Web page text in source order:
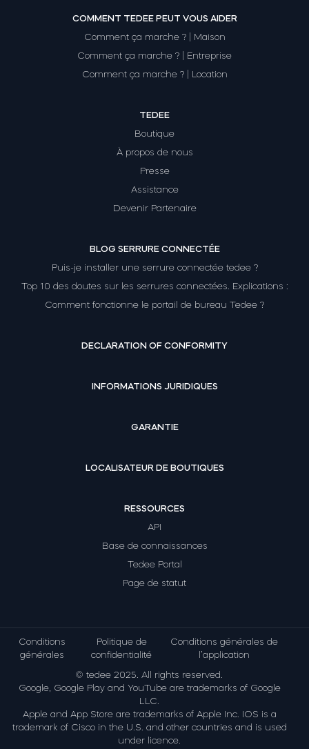
COMMENT TEDEE PEUT VOUS AIDER
Comment ça marche ? | Maison
Comment ça marche ? | Entreprise
Comment ça marche ? | Location
TEDEE
Boutique
À propos de nous
Presse
Assistance
Devenir Partenaire
BLOG SERRURE CONNECTÉE
Puis-je installer une serrure connectée tedee ?
Top 10 des doutes sur les serrures connectées. Explications :
Comment fonctionne le portail de bureau Tedee ?
DECLARATION OF CONFORMITY
INFORMATIONS JURIDIQUES
GARANTIE
LOCALISATEUR DE BOUTIQUES
RESSOURCES
API
Base de connaissances
Tedee Portal
Page de statut
Conditions
générales
Politique de
confidentialité
Conditions générales de
l’application
© tedee 2025. All rights reserved.
Google, Google Play and YouTube are trademarks of Google
LLC.
Apple and App Store are trademarks of Apple Inc. IOS is a
trademark of Cisco in the U.S. and other countries and is used
under licence.